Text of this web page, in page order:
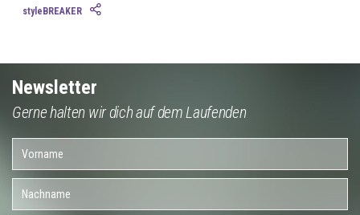
styleBREAKER
Newsletter
Gerne halten wir dich auf dem Laufenden